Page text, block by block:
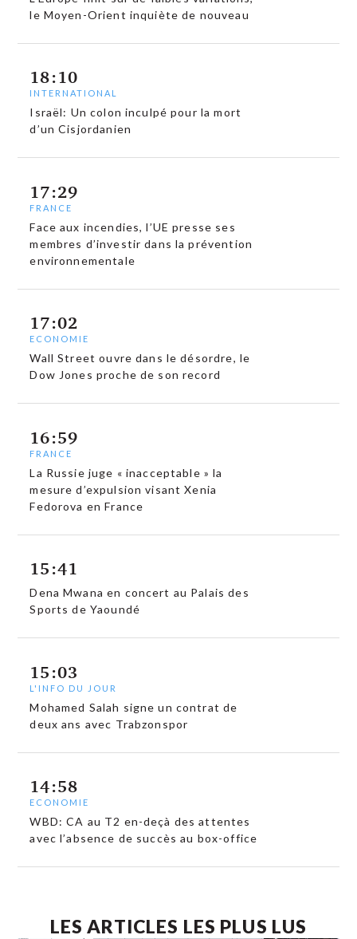
le Moyen-Orient inquiète de nouveau
18:10
INTERNATIONAL
Israël: Un colon inculpé pour la mort
d’un Cisjordanien
17:29
FRANCE
Face aux incendies, l’UE presse ses
membres d’investir dans la prévention
environnementale
17:02
ECONOMIE
Wall Street ouvre dans le désordre, le
Dow Jones proche de son record
16:59
FRANCE
La Russie juge « inacceptable » la
mesure d’expulsion visant Xenia
Fedorova en France
15:41
Dena Mwana en concert au Palais des
Sports de Yaoundé
15:03
L'INFO DU JOUR
Mohamed Salah signe un contrat de
deux ans avec Trabzonspor
14:58
ECONOMIE
WBD: CA au T2 en-deçà des attentes
avec l’absence de succès au box-office
LES ARTICLES LES PLUS LUS